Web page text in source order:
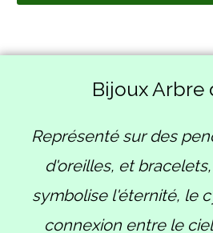
Bijoux Arbre
Représenté sur des
d'oreilles, et
symbolise l'éternité, le
connexion entre le